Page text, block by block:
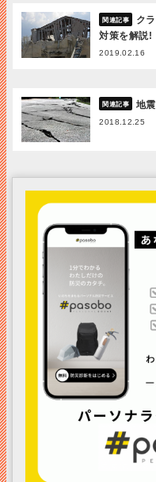
ク
対策を解説!
2019.02.16
地
2018.12.25